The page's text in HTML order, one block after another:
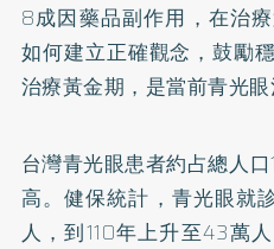
8成因藥品副作用，在治
如何建立正確觀念，鼓勵
治療黃金期，是當前青光眼
台灣青光眼患者約占總人
高。健保統計，青光眼就
人，到110年上升至43萬